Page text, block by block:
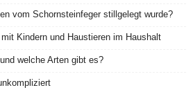
vom Schornsteinfeger stillgelegt wurde?
Kindern und Haustieren im Haushalt
welche Arten gibt es?